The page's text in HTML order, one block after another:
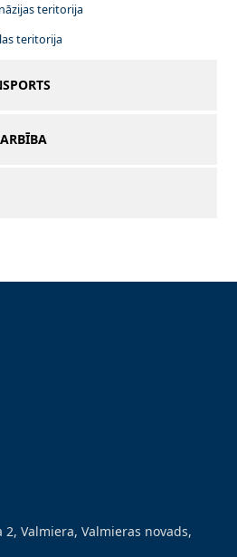
teritorija
teritorija
2, Valmiera, Valmieras novads,